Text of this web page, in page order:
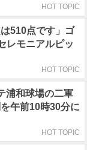
HOT TOPIC
510点です」ゴ
レモニアルピッ
HOT TOPIC
浦和球場の二軍
午前10時30分に
HOT TOPIC